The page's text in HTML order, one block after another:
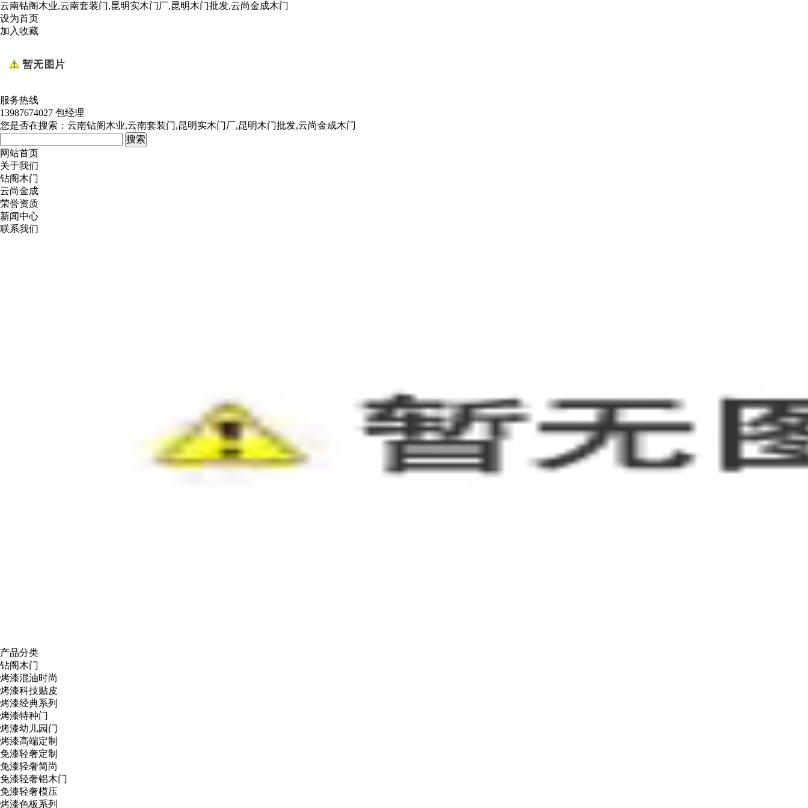
云南钻阁木业,云南套装门,昆明实木门厂,昆明木门批发,云尚金成木门
设为首页
加入收藏
服务热线
13987674027 包经理
您是否在搜索： 云南钻阁木业,云南套装门,昆明实木门厂,昆明木门批发,云尚金成木门
网站首页
关于我们
钻阁木门
云尚金成
荣誉资质
新闻中心
联系我们
产品分类
钻阁木门
烤漆混油时尚
烤漆科技贴皮
烤漆经典系列
烤漆特种门
烤漆幼儿园门
烤漆高端定制
免漆轻奢定制
免漆轻奢简尚
免漆轻奢铝木门
免漆轻奢模压
烤漆色板系列